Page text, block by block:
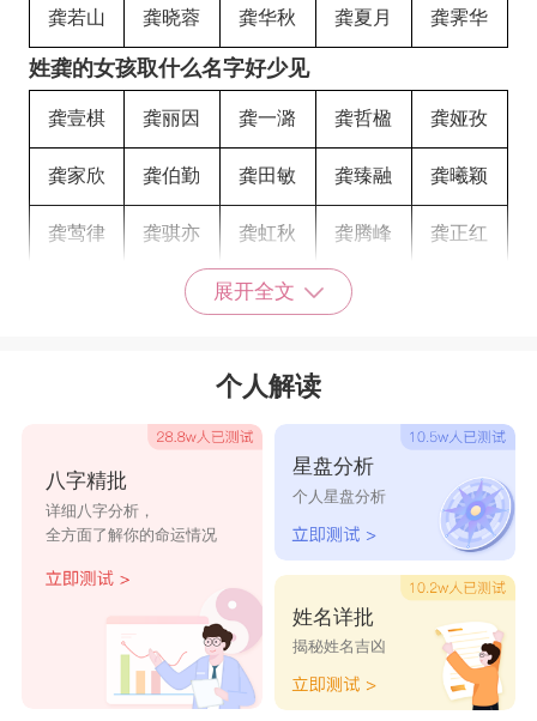
龚若山 龚晓蓉 龚华秋 龚夏月 龚霁华
姓龚的女孩取什么名字好少见
龚壹棋 龚丽因 龚一潞 龚哲楹 龚娅孜
龚家欣 龚伯勤 龚田敏 龚臻融 龚曦颖
龚莺律 龚骐亦 龚虹秋 龚腾峰 龚正红
龚轩文 龚轩琳 龚兰花
龚敏玉
龚瑶蔷 龚颍沐
龚琨蕊 龚珧南 龚嫣云
龚芳悦 龚榛娜 龚卓笑 龚尚纤
展开全文
个人解读
八字精批
详细八字分析，
全方面了解你的命运情况
星盘分析
个人星盘分析
姓名详批
揭秘姓名吉凶